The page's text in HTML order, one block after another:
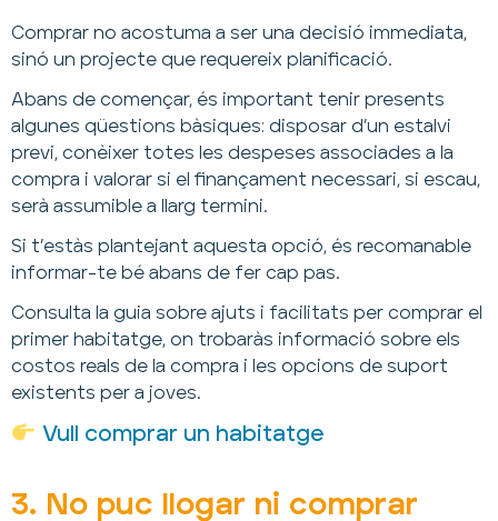
Comprar no acostuma a ser una decisió immediata,
sinó un projecte que requereix planificació.
Abans de començar, és important tenir presents
algunes qüestions bàsiques: disposar d’un estalvi
previ, conèixer totes les despeses associades a la
compra i valorar si el finançament necessari, si escau,
serà assumible a llarg termini.
Si t’estàs plantejant aquesta opció, és recomanable
informar-te bé abans de fer cap pas.
Consulta la guia sobre ajuts i facilitats per comprar el
primer habitatge, on trobaràs informació sobre els
costos reals de la compra i les opcions de suport
existents per a joves.
Vull comprar un habitatge
3. No puc llogar ni comprar